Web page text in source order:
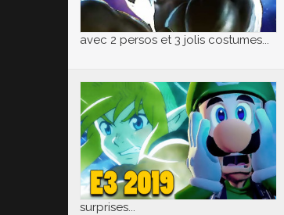
avec 2 persos et 3 jolis costumes...
surprises...